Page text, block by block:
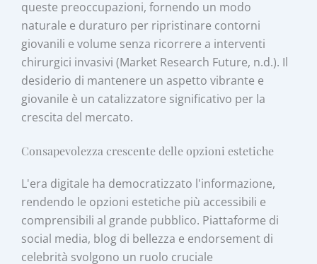
queste preoccupazioni, fornendo un modo
naturale e duraturo per ripristinare contorni
giovanili e volume senza ricorrere a interventi
chirurgici invasivi (Market Research Future, n.d.). Il
desiderio di mantenere un aspetto vibrante e
giovanile è un catalizzatore significativo per la
crescita del mercato.
Consapevolezza crescente delle opzioni estetiche
L'era digitale ha democratizzato l'informazione,
rendendo le opzioni estetiche più accessibili e
comprensibili al grande pubblico. Piattaforme di
social media, blog di bellezza e endorsement di
celebrità svolgono un ruolo cruciale